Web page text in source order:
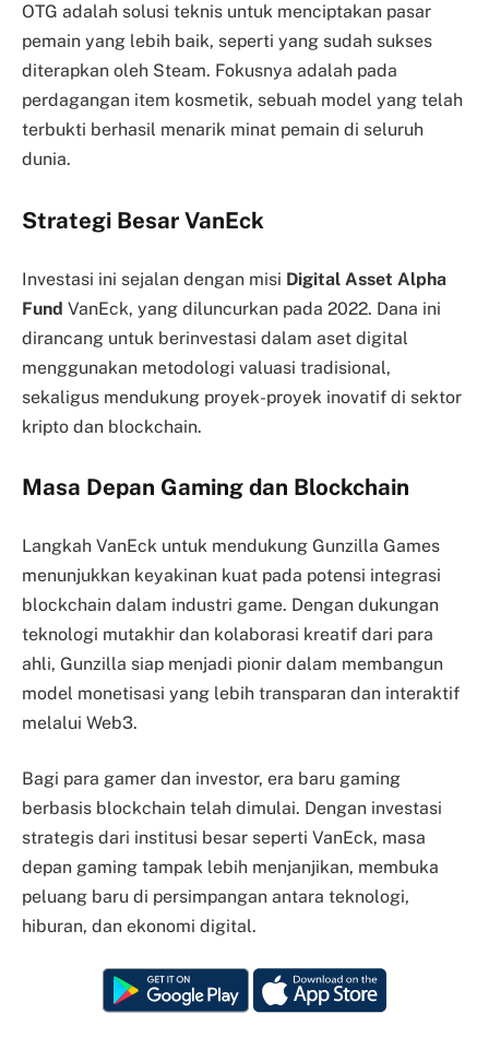
OTG adalah solusi teknis untuk menciptakan pasar
pemain yang lebih baik, seperti yang sudah sukses
diterapkan oleh Steam. Fokusnya adalah pada
perdagangan item kosmetik, sebuah model yang telah
terbukti berhasil menarik minat pemain di seluruh
dunia.
Strategi Besar VanEck
Investasi ini sejalan dengan misi Digital Asset Alpha
Fund VanEck, yang diluncurkan pada 2022. Dana ini
dirancang untuk berinvestasi dalam aset digital
menggunakan metodologi valuasi tradisional,
sekaligus mendukung proyek-proyek inovatif di sektor
kripto dan blockchain.
Masa Depan Gaming dan Blockchain
Langkah VanEck untuk mendukung Gunzilla Games
menunjukkan keyakinan kuat pada potensi integrasi
blockchain dalam industri game. Dengan dukungan
teknologi mutakhir dan kolaborasi kreatif dari para
ahli, Gunzilla siap menjadi pionir dalam membangun
model monetisasi yang lebih transparan dan interaktif
melalui Web3.
Bagi para gamer dan investor, era baru gaming
berbasis blockchain telah dimulai. Dengan investasi
strategis dari institusi besar seperti VanEck, masa
depan gaming tampak lebih menjanjikan, membuka
peluang baru di persimpangan antara teknologi,
hiburan, dan ekonomi digital.